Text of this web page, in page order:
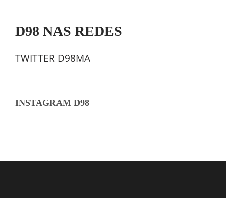
D98 NAS REDES
TWITTER D98MA
INSTAGRAM D98